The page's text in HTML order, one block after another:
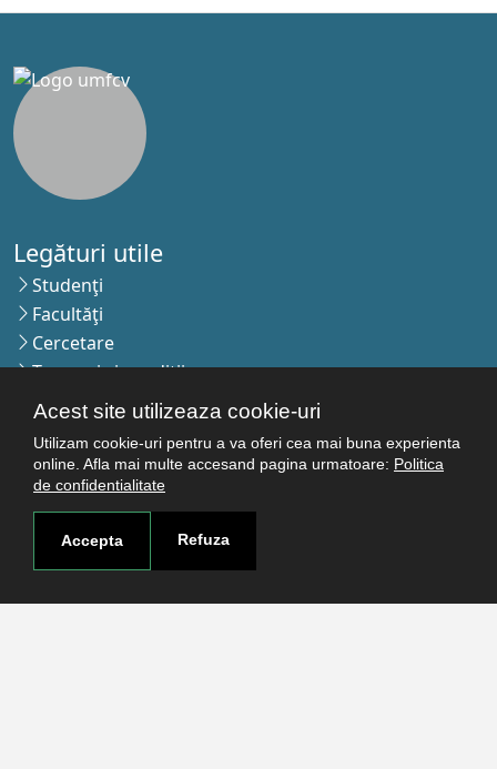
Acest site utilizeaza cookie-uri
Utilizam cookie-uri pentru a va oferi cea mai buna experienta
online. Afla mai multe accesand pagina urmatoare: Politica
de confidentialitate
Accepta Refuza
Legături utile
Studenţi
Facultăţi
Cercetare
Termeni şi condiţii
Politica de confidenţialitate
Contact
Pagina de contact
Cum ajungi aici
Covid-19